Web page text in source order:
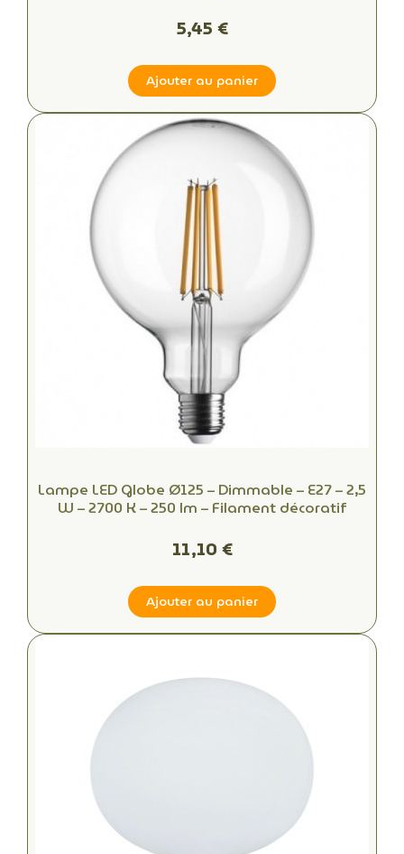
5,45 €
Ajouter au panier
Lampe LED Globe Ø125 – Dimmable – E27 – 2,5
W – 2700 K – 250 lm – Filament décoratif
11,10 €
Ajouter au panier